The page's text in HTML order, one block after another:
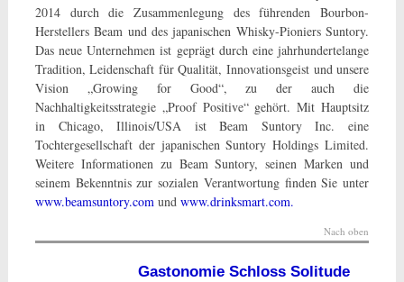
2014 durch die Zusammenlegung des führenden Bourbon-
Herstellers Beam und des japanischen Whisky-Pioniers Suntory.
Das neue Unternehmen ist geprägt durch eine jahrhundertelange
Tradition, Leidenschaft für Qualität, Innovationsgeist und unsere
Vision „Growing for Good“, zu der auch die
Nachhaltigkeitsstrategie „Proof Positive“ gehört. Mit Hauptsitz
in Chicago, Illinois/USA ist Beam Suntory Inc. eine
Tochtergesellschaft der japanischen Suntory Holdings Limited.
Weitere Informationen zu Beam Suntory, seinen Marken und
seinem Bekenntnis zur sozialen Verantwortung finden Sie unter
www.beamsuntory.com und www.drinksmart.com.
Nach oben
Gastonomie Schloss Solitude